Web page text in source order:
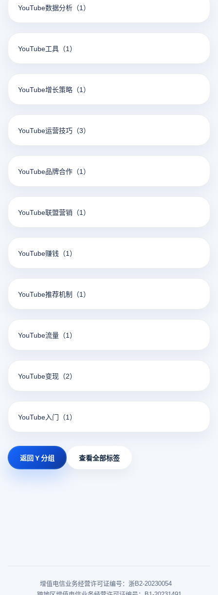
YouTube数据分析 （1）
YouTube工具 （1）
YouTube增长策略 （1）
YouTube运营技巧 （3）
YouTube品牌合作 （1）
YouTube联盟营销 （1）
YouTube赚钱 （1）
YouTube推荐机制 （1）
YouTube流量 （1）
YouTube变现 （2）
YouTube入门 （1）
返回 Y 分组 查看全部标签
增值电信业务经营许可证编号：浙B2-20230054